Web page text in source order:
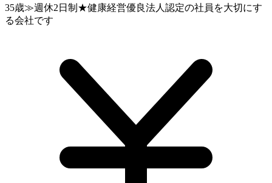
35歳≫週休2日制★健康経営優良法人認定の社員を大切にす
る会社です